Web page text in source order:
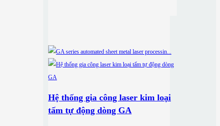
Hệ thống gia công laser kim loại
tấm tự động dòng GA